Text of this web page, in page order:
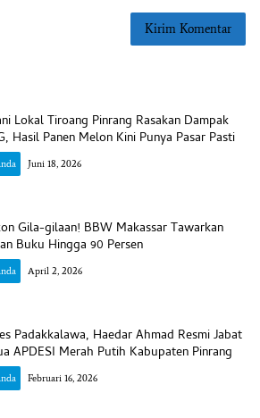
Lokal Tiroang Pinrang Rasakan Dampak
Hasil Panen Melon Kini Punya Pasar Pasti
Juni 18, 2026
Gila-gilaan! BBW Makassar Tawarkan
Buku Hingga 90 Persen
April 2, 2026
Padakkalawa, Haedar Ahmad Resmi Jabat
APDESI Merah Putih Kabupaten Pinrang
Februari 16, 2026